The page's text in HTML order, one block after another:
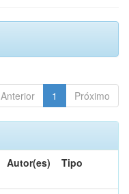
Anterior 1 Próximo
Autor(es) Tipo